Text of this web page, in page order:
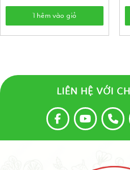
Thêm vào giỏ
LIÊN HỆ VỚI